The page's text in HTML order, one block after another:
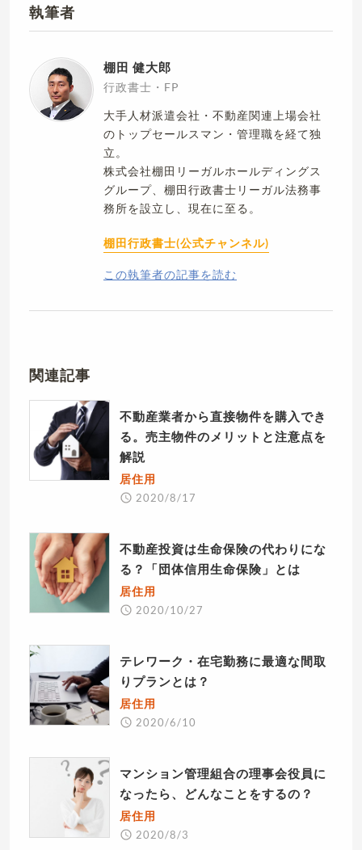
執筆者
棚田 健大郎
行政書士・FP
大手人材派遣会社・不動産関連上場会社
のトップセールスマン・管理職を経て独
立。
株式会社棚田リーガルホールディングス
グループ、棚田行政書士リーガル法務事
務所を設立し、現在に至る。
棚田行政書士(公式チャンネル)
この執筆者の記事を読む
関連記事
不動産業者から直接物件を購入でき
る。売主物件のメリットと注意点を
解説
居住用
2020/8/17
不動産投資は生命保険の代わりにな
る？「団体信用生命保険」とは
居住用
2020/10/27
テレワーク・在宅勤務に最適な間取
りプランとは？
居住用
2020/6/10
マンション管理組合の理事会役員に
なったら、どんなことをするの？
居住用
2020/8/3